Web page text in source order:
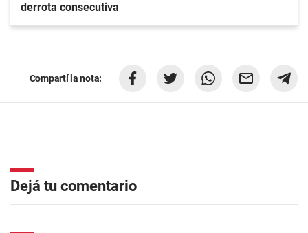
derrota consecutiva
Compartí la nota:
Dejá tu comentario